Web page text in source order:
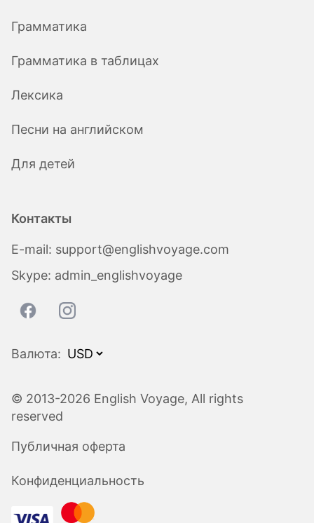
Грамматика
Грамматика в таблицах
Лексика
Песни на английском
Для детей
Контакты
E-mail: support@englishvoyage.com
Skype: admin_englishvoyage
Валюта:
© 2013-2026 English Voyage, All rights
reserved
Публичная оферта
Конфиденциальность